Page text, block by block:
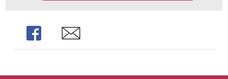
Share Share